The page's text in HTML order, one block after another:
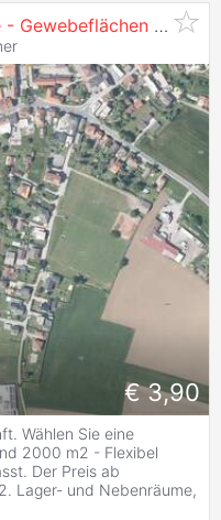
Flexible Mietflächen - Toplage - Gewebeflächen - inkl. Parkplatz
€ 3,90
Wählen Sie eine
2000 m2 - Flexibel
Der Preis ab
Lager- und Nebenräume,